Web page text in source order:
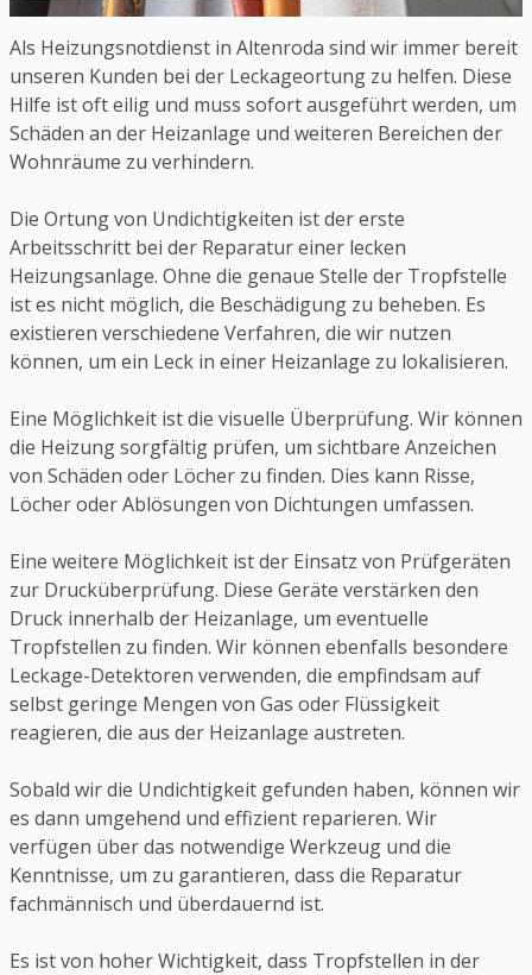
Als Heizungsnotdienst in Altenroda sind wir immer bereit
unseren Kunden bei der Leckageortung zu helfen. Diese
Hilfe ist oft eilig und muss sofort ausgeführt werden, um
Schäden an der Heizanlage und weiteren Bereichen der
Wohnräume zu verhindern.
Die Ortung von Undichtigkeiten ist der erste
Arbeitsschritt bei der Reparatur einer lecken
Heizungsanlage. Ohne die genaue Stelle der Tropfstelle
ist es nicht möglich, die Beschädigung zu beheben. Es
existieren verschiedene Verfahren, die wir nutzen
können, um ein Leck in einer Heizanlage zu lokalisieren.
Eine Möglichkeit ist die visuelle Überprüfung. Wir können
die Heizung sorgfältig prüfen, um sichtbare Anzeichen
von Schäden oder Löcher zu finden. Dies kann Risse,
Löcher oder Ablösungen von Dichtungen umfassen.
Eine weitere Möglichkeit ist der Einsatz von Prüfgeräten
zur Drucküberprüfung. Diese Geräte verstärken den
Druck innerhalb der Heizanlage, um eventuelle
Tropfstellen zu finden. Wir können ebenfalls besondere
Leckage-Detektoren verwenden, die empfindsam auf
selbst geringe Mengen von Gas oder Flüssigkeit
reagieren, die aus der Heizanlage austreten.
Sobald wir die Undichtigkeit gefunden haben, können wir
es dann umgehend und effizient reparieren. Wir
verfügen über das notwendige Werkzeug und die
Kenntnisse, um zu garantieren, dass die Reparatur
fachmännisch und überdauernd ist.
Es ist von hoher Wichtigkeit, dass Tropfstellen in der